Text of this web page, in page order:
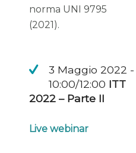
norma UNI 9795
(2021).
3 Maggio 2022 -
10:00/12:00 ITT
2022 – Parte II
Live webinar